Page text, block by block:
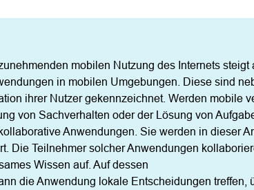
mobilen Nutzung des Internets steigt
in mobilen Umgebungen. Diese sind
ihrer Nutzer gekennzeichnet. Werden mobile
von Sachverhalten oder der Lösung von
Anwendungen. Sie werden in dieser
Die Teilnehmer solcher Anwendungen
Wissen auf. Auf dessen
die Anwendung lokale Entscheidungen